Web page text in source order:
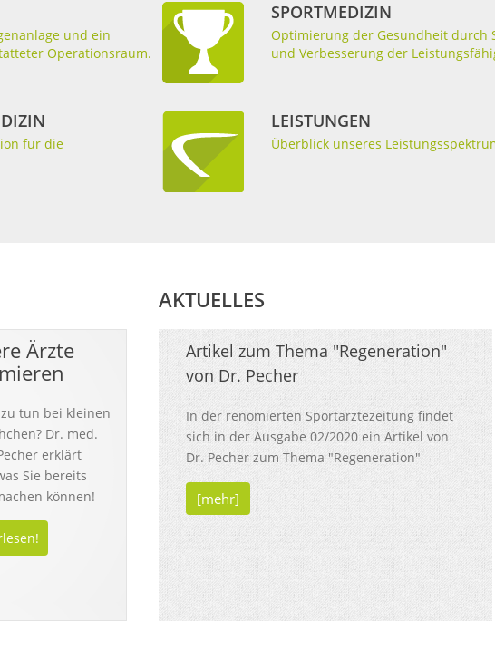
und ein
Operationsraum.
für die
SPORTMEDIZIN
Optimierung der Gesundheit durch
und Verbesserung der
LEISTUNGEN
Überblick unseres
Ärzte
tun bei kleinen
Dr. med.
erklärt
Sie bereits
können!
AKTUELLES
Artikel zum Thema "Regeneration"
von Dr. Pecher
In der renomierten Sportärztezeitung findet
sich in der Ausgabe 02/2020 ein Artikel von
Dr. Pecher zum Thema "Regeneration"
[mehr]